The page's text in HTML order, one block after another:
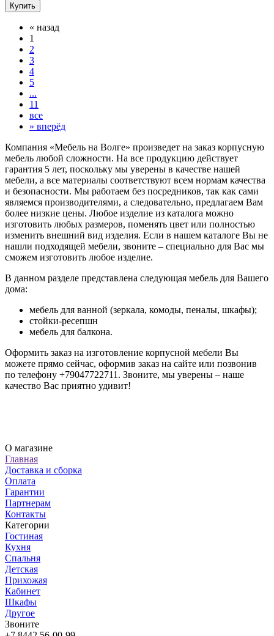
Купить
« назад
1
2
3
4
5
...
11
все
» вперёд
Компания «Мебель на Волге» произведет на заказ корпусную
мебель любой сложности. На все продукцию действует
гарантия 5 лет, поскольку мы уверены в качестве нашей
мебели, а все материалы соответствуют всем нормам качества
и безопасности. Мы работаем без посредников, так как сами
являемся производителями, а следовательно, предлагаем Вам
более низкие цены. Любое изделие из каталога можно
изготовить любых размеров, поменять цвет или полностью
изменить внешний вид изделия. Если в нашем каталоге Вы не
нашли подходящей мебели, звоните – специально для Вас мы
сможем изготовить любое изделие.
В данном разделе представлена следующая мебель для Вашего
дома:
мебель для ванной (зеркала, комоды, пеналы, шкафы);
стойки-ресепшн
мебель для балкона.
Оформить заказ на изготовление корпусной мебели Вы
можете прямо сейчас, оформив заказ на сайте или позвонив
по телефону +79047722711. Звоните, мы уверены – наше
качество Вас приятно удивит!
О магазине
Главная
Доставка и сборка
Оплата
Гарантии
Партнерам
Контакты
Категории
Гостиная
Кухня
Спальня
Детская
Прихожая
Кабинет
Шкафы
Другое
Звоните